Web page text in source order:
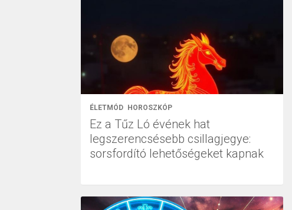
ÉLETMÓD HOROSZKÓP
Ez a Tűz Ló évének hat
legszerencsésebb csillagjegye:
sorsfordító lehetőségeket kapnak